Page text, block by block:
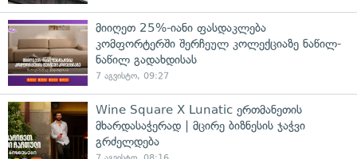
მიიღეთ 25%-იანი ფასდაკლება
კომფორტერში შერჩეულ კოლექციაზე ნაწილ-
ნაწილ გადახდისას
7 აგვისტო, 09:27
Wine Square X Lunatic ერთმანეთის
მხარდასაჭერად | მცირე ბიზნესის ჯაჭვი
გრძელდება